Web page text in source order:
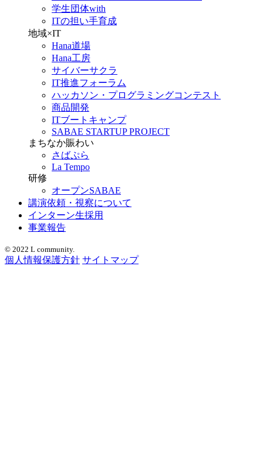
学生団体with
ITの担い手育成
地域×IT
Hana道場
Hana工房
サイバーサクラ
IT推進フォーラム
ハッカソン・プログラミングコンテスト
商品開発
ITブートキャンプ
SABAE STARTUP PROJECT
まちなか賑わい
さばぷら
La Tempo
研修
オープンSABAE
講演依頼・視察について
インターン生採用
事業報告
© 2022 L community.
個人情報保護方針 サイトマップ